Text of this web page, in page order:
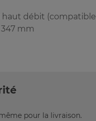
débit
mm
pour la livraison.